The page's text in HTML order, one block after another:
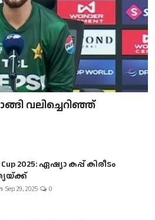
വലിച്ചെറിഞ്ഞ്
Cup 2025: ഏഷ്യാ കപ്പ് കിരീടം
Sep 29, 2025 0